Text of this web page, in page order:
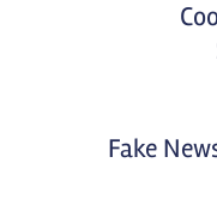
Fake